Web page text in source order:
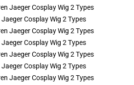
Cosplay Wig 2 Types
Cosplay Wig 2 Types
Cosplay Wig 2 Types